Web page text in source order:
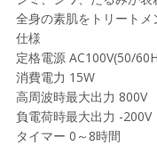
全身の素肌をトリートメ
仕様
定格電源 AC100V(50/
消費電力 15W
高周波時最大出力 800V
負電荷時最大出力 -200V
タイマー 0～8時間